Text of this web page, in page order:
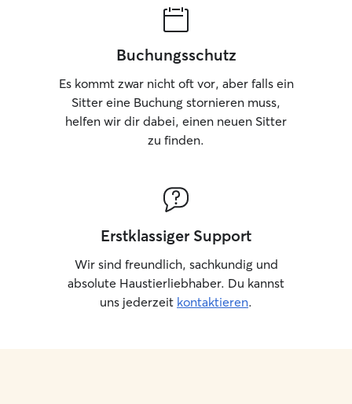
Buchungsschutz
Es kommt zwar nicht oft vor, aber falls ein
Sitter eine Buchung stornieren muss,
helfen wir dir dabei, einen neuen Sitter
zu finden.
Erstklassiger Support
Wir sind freundlich, sachkundig und
absolute Haustierliebhaber. Du kannst
uns jederzeit kontaktieren.